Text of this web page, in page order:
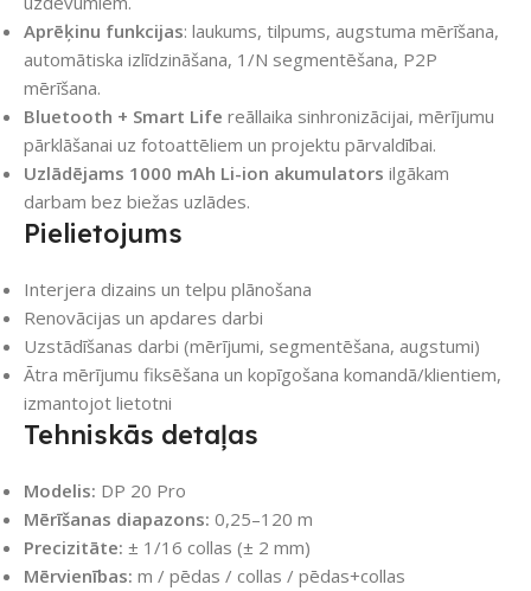
Aprēķinu funkcijas: laukums, tilpums, augstuma mērīšana,
automātiska izlīdzināšana, 1/N segmentēšana, P2P
mērīšana.
Bluetooth + Smart Life reāllaika sinhronizācijai, mērījumu
pārklāšanai uz fotoattēliem un projektu pārvaldībai.
Uzlādējams 1000 mAh Li-ion akumulators ilgākam
darbam bez biežas uzlādes.
Pielietojums
Interjera dizains un telpu plānošana
Renovācijas un apdares darbi
Uzstādīšanas darbi (mērījumi, segmentēšana, augstumi)
Ātra mērījumu fiksēšana un kopīgošana komandā/klientiem,
izmantojot lietotni
Tehniskās detaļas
Modelis: DP 20 Pro
Mērīšanas diapazons: 0,25–120 m
Precizitāte: ± 1/16 collas (± 2 mm)
Mērvienības: m / pēdas / collas / pēdas+collas